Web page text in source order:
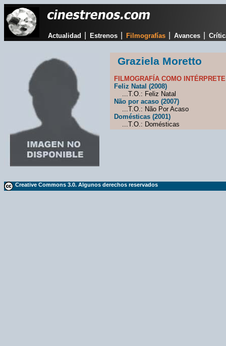
Actualidad Estrenos Filmografías Avances
Graziela Moretto
FILMOGRAFÍA COMO
Feliz Natal (2008)
...T.O.: Feliz Natal
Não por acaso (2007)
...T.O.: Não Por Acaso
Domésticas (2001)
...T.O.: Domésticas
Creative Commons 3.0. Algunos derechos reservados